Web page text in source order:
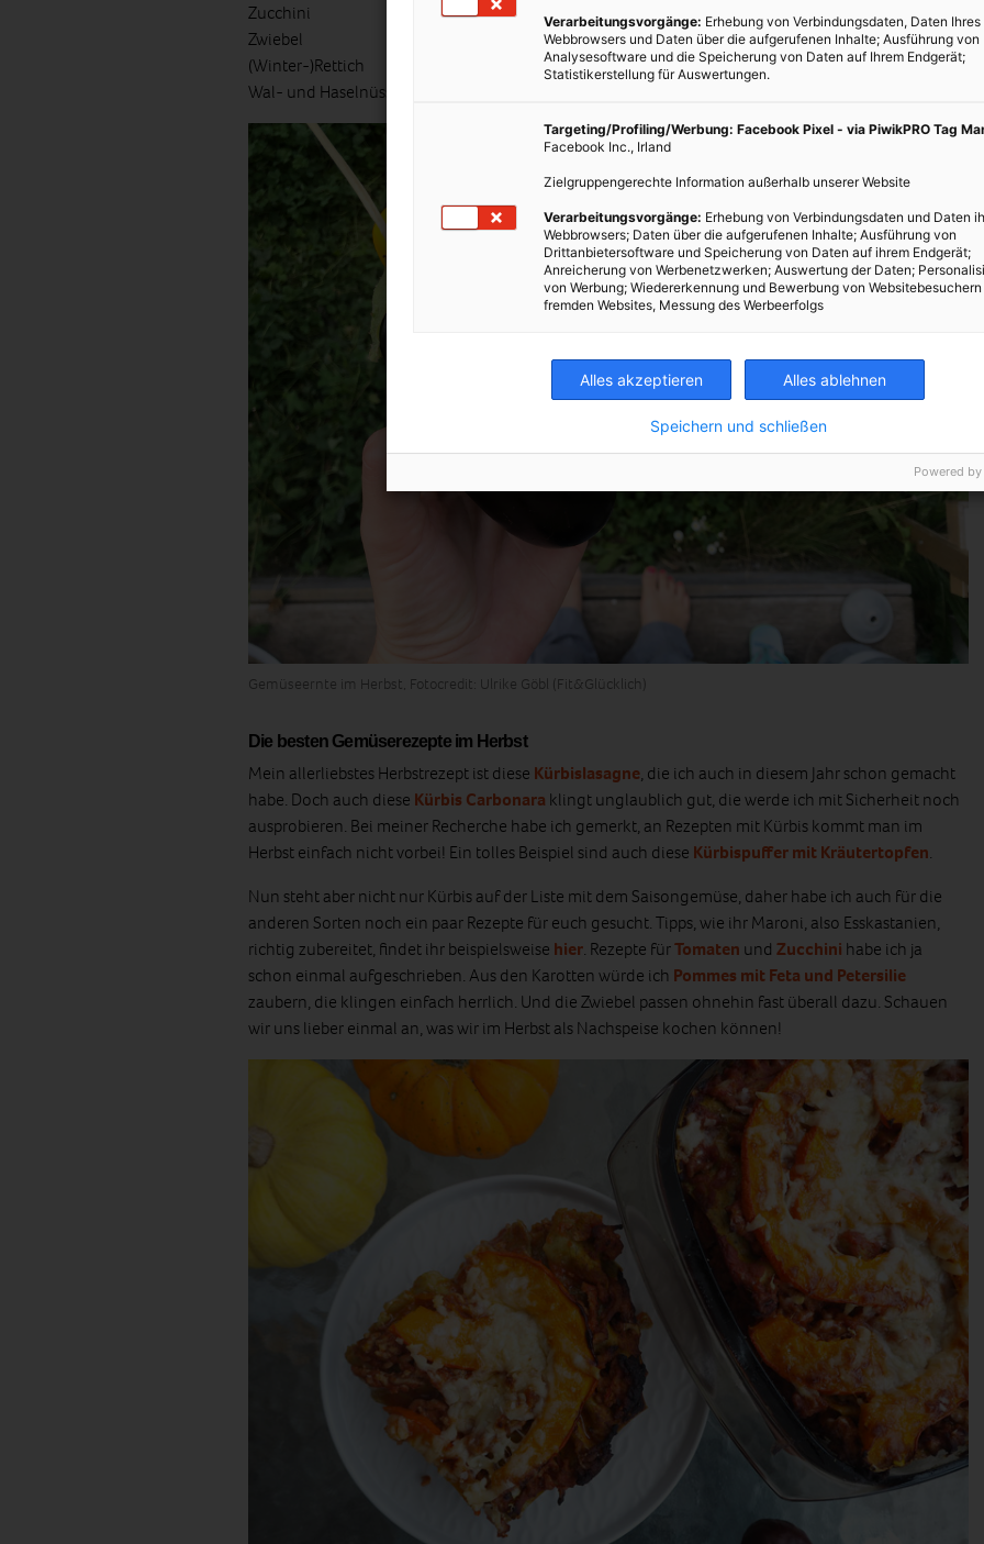
Zucchini
Zwiebel
(Winter-)Rettich
Wal- und Haselnüsse
Gemüseernte im Herbst, Fotocredit: Ulrike Göbl (Fit&Glücklich)
Die besten Gemüserezepte im Herbst
Mein allerliebstes Herbstrezept ist diese Kürbislasagne, die ich auch in diesem Jahr schon gemacht
habe. Doch auch diese Kürbis Carbonara klingt unglaublich gut, die werde ich mit Sicherheit noch
ausprobieren. Bei meiner Recherche habe ich gemerkt, an Rezepten mit Kürbis kommt man im
Herbst einfach nicht vorbei! Ein tolles Beispiel sind auch diese Kürbispuffer mit Kräutertopfen.
Nun steht aber nicht nur Kürbis auf der Liste mit dem Saisongemüse, daher habe ich auch für die
anderen Sorten noch ein paar Rezepte für euch gesucht. Tipps, wie ihr Maroni, also Esskastanien,
richtig zubereitet, findet ihr beispielsweise hier. Rezepte fürTomaten und Zucchini habe ich ja
schon einmal aufgeschrieben. Aus den Karotten würde ich Pommes mit Feta und Petersilie
zaubern, die klingen einfach herrlich. Und die Zwiebel passen ohnehin fast überall dazu. Schauen
wir uns lieber einmal an, was wir im Herbst als Nachspeise kochen können!
Verarbeitungsvorgänge: Erhebung von Verbindungsdaten, Daten Ihres
Webbrowsers und Daten über die aufgerufenen Inhalte; Ausführung von
Analysesoftware und die Speicherung von Daten auf Ihrem Endgerät;
Statistikerstellung für Auswertungen.
Targeting/Profiling/Werbung: Facebook Pixel - via PiwikPRO Tag
Facebook Inc., Irland
Zielgruppengerechte Information außerhalb unserer Website
Verarbeitungsvorgänge: Erhebung von Verbindungsdaten und Daten
Webbrowsers; Daten über die aufgerufenen Inhalte; Ausführung von
Drittanbietersoftware und Speicherung von Daten auf ihrem Endgerät;
Anreicherung von Werbenetzwerken; Auswertung der Daten;
von Werbung; Wiedererkennung und Bewerbung von
fremden Websites, Messung des Werbeerfolgs
Alles akzeptieren Alles ablehnen
Speichern und schließen
Powered by